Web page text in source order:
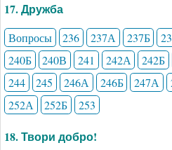
17. Дружба
Вопросы 236 237А 237Б
240Б
240В 241 242А 242Б
244
245 246А 246Б 247А
252А
252Б 253
18. Твори добро!